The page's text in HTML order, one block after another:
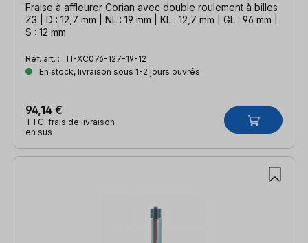
Fraise à affleurer Corian avec double roulement à billes
Z3 | D : 12,7 mm | NL : 19 mm | KL : 12,7 mm | GL : 96 mm |
S : 12 mm
Réf. art. : TI-XC076-127-19-12
En stock, livraison sous 1-2 jours ouvrés
94,14 €
TTC, frais de livraison
en sus